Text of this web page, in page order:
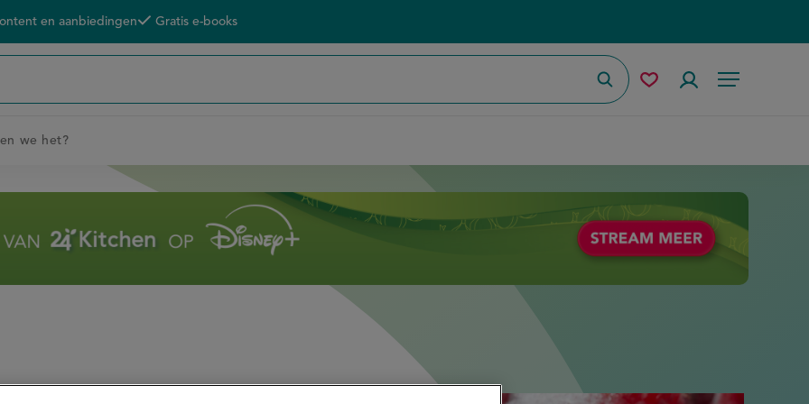
en aanbiedingen Gratis e-books
Menu
ZoekenMijn Accountmenu
we het?